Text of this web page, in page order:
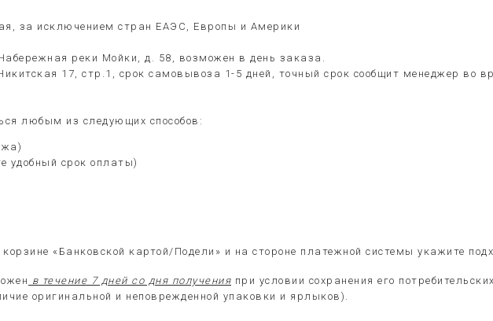
за исключением стран ЕАЭС, Европы и Америки
реки Мойки, д. 58, возможен в день заказа.
17, стр.1, срок самовывоза 1-5 дней, точный срок сообщит менеджер во
любым из следующих способов:
удобный срок оплаты)
«Банковской картой/Подели» и на стороне платежной системы укажите
в течение 7 дней со дня получения при условии сохранения его
оригинальной и неповрежденной упаковки и ярлыков).